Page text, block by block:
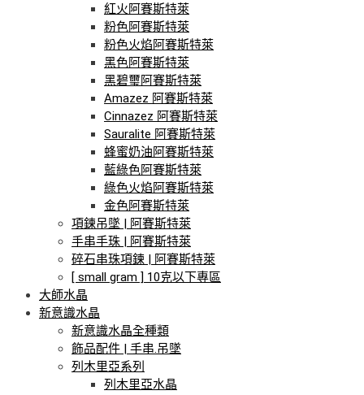
紅火阿賽斯特萊
粉色阿賽斯特萊
粉色火焰阿賽斯特萊
黑色阿賽斯特萊
黑碧璽阿賽斯特萊
Amazez 阿賽斯特萊
Cinnazez 阿賽斯特萊
Sauralite 阿賽斯特萊
蜂蜜奶油阿賽斯特萊
藍綠色阿賽斯特萊
綠色火焰阿賽斯特萊
金色阿賽斯特萊
項鍊吊墜 | 阿賽斯特萊
手串手珠 | 阿賽斯特萊
碎石串珠項鍊 | 阿賽斯特萊
[ small gram ] 10克以下專區
大師水晶
新意識水晶
新意識水晶全種類
飾品配件 | 手串.吊墜
列木里亞系列
列木里亞水晶